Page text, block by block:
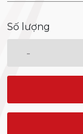
Số lượng
-